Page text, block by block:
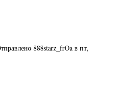
888starz_frOa в пт,